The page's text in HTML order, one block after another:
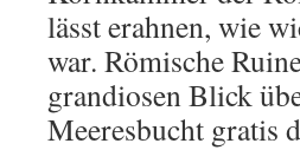
lässt erahnen, wie
war. Römische
grandiosen Blick
Meeresbucht gratis